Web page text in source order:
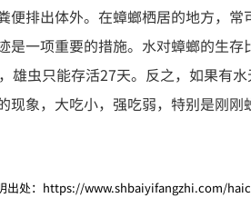
排出体外。在蟑螂栖居的地方，
一项重要的措施。水对蟑螂的生
雄虫只能存活27天。反之，如果有
象，大吃小，强吃弱，特别是刚
处： https://www.shbaiyifangzhi.com/